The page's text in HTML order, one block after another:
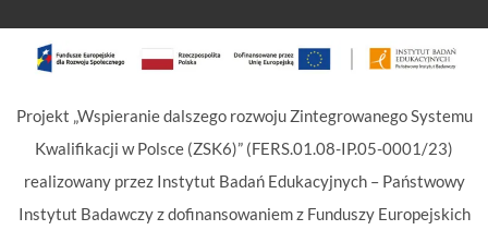
Projekt „Wspieranie dalszego rozwoju Zintegrowanego Systemu
Kwalifikacji w Polsce (ZSK6)” (FERS.01.08-IP.05-0001/23)
realizowany przez Instytut Badań Edukacyjnych – Państwowy
Instytut Badawczy z dofinansowaniem z Funduszy Europejskich